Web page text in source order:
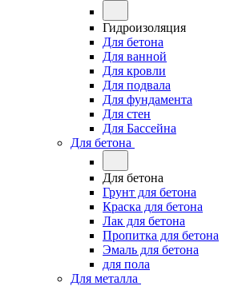
Гидроизоляция
Для бетона
Для ванной
Для кровли
Для подвала
Для фундамента
Для стен
Для Бассейна
Для бетона
Для бетона
Грунт для бетона
Краска для бетона
Лак для бетона
Пропитка для бетона
Эмаль для бетона
для пола
Для металла